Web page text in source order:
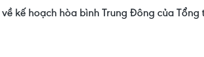
kế hoạch hòa bình Trung Đông của